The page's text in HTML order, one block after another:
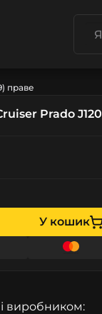
праве
Prado J120
У кошик
виробником: